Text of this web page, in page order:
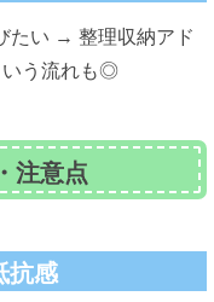
たい → 整理収納アド
いう流れも◎
注意点
抗感